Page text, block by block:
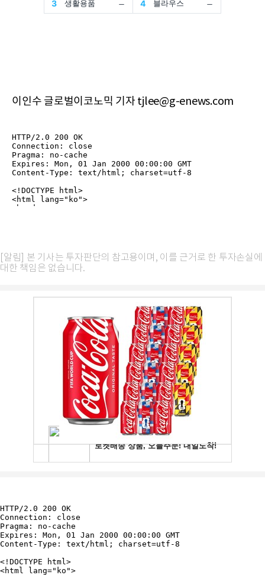
이인수 글로벌이코노믹 기자 tjlee@g-enews.com
[알림] 본 기사는 투자판단의 참고용이며, 이를 근거로 한 투자손실에
대한 책임은 없습니다.